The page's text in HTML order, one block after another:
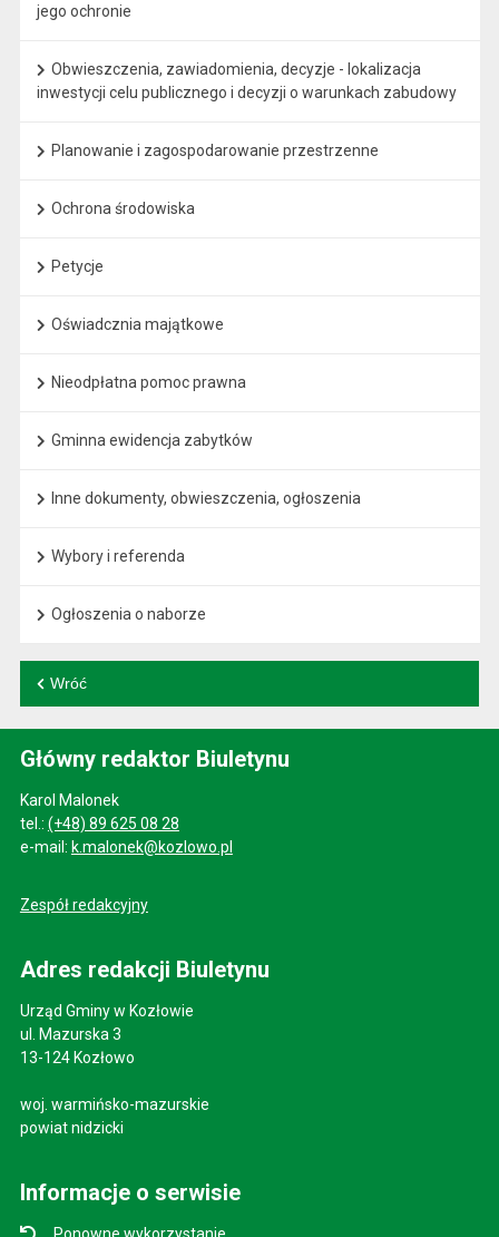
jego ochronie
Obwieszczenia, zawiadomienia, decyzje - lokalizacja
inwestycji celu publicznego i decyzji o warunkach zabudowy
Planowanie i zagospodarowanie przestrzenne
Ochrona środowiska
Petycje
Oświadcznia majątkowe
Nieodpłatna pomoc prawna
Gminna ewidencja zabytków
Inne dokumenty, obwieszczenia, ogłoszenia
Wybory i referenda
Ogłoszenia o naborze
Wróć
Główny redaktor Biuletynu
Karol Malonek
tel.: (+48) 89 625 08 28
e-mail: k.malonek@kozlowo.pl
Zespół redakcyjny
Adres redakcji Biuletynu
Urząd Gminy w Kozłowie
ul. Mazurska 3
13-124 Kozłowo
woj. warmińsko-mazurskie
powiat nidzicki
Informacje o serwisie
Ponowne wykorzystanie